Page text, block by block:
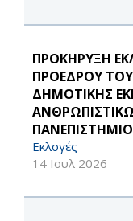
ΠΡΟΚΗΡΥΞΗ
ΠΡΟΕΔΡΟΥ
ΔΗΜΟΤΙΚΗΣ
Εκλογές
14 Ιουλ 2026